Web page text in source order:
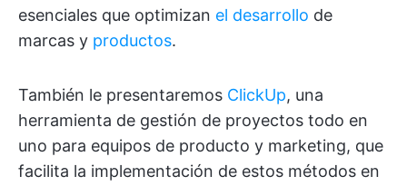
esenciales que optimizan el desarrollo de
marcas y productos.
También le presentaremos ClickUp, una
herramienta de gestión de proyectos todo en
uno para equipos de producto y marketing, que
facilita la implementación de estos métodos en